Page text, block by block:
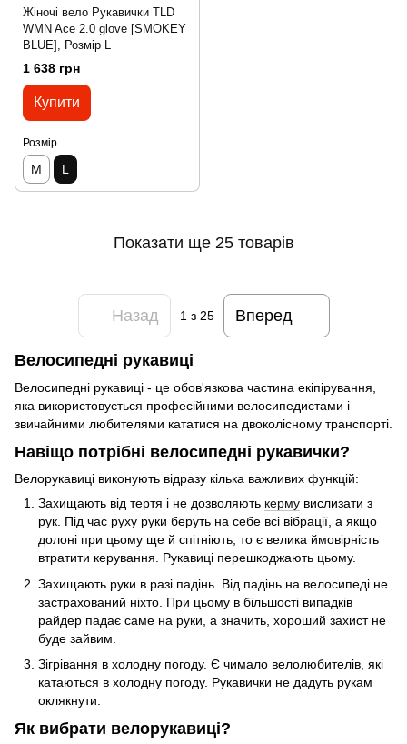
Жіночі вело Рукавички TLD
WMN Ace 2.0 glove [SMOKEY
BLUE], Розмір L
1 638 грн
Купити
Розмір
M L
Показати ще 25 товарів
Назад 1 з 25 Вперед
Велосипедні рукавиці
Велосипедні рукавиці - це обов'язкова частина екіпірування,
яка використовується професійними велосипедистами і
звичайними любителями кататися на двоколісному транспорті.
Навіщо потрібні велосипедні рукавички?
Велорукавиці виконують відразу кілька важливих функцій:
Захищають від тертя і не дозволяють керму вислизати з
рук. Під час руху руки беруть на себе всі вібрації, а якщо
долоні при цьому ще й спітніють, то є велика ймовірність
втратити керування. Рукавиці перешкоджають цьому.
Захищають руки в разі падінь. Від падінь на велосипеді не
застрахований ніхто. При цьому в більшості випадків
райдер падає саме на руки, а значить, хороший захист не
буде зайвим.
Зігрівання в холодну погоду. Є чимало велолюбителів, які
катаються в холодну погоду. Рукавички не дадуть рукам
оклякнути.
Як вибрати велорукавиці?